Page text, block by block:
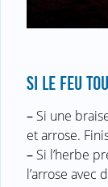
SI LE FEU
– Si une
et arrose.
– Si l’herbe
l’arrose avec